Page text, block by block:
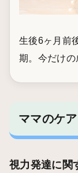
生後6ヶ月前
期。今だけの
ママのケ
視力発達に関